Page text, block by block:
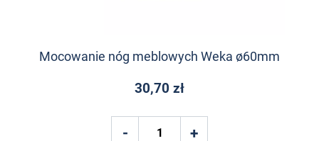
Mocowanie nóg meblowych Weka ø60mm
30,70 zł